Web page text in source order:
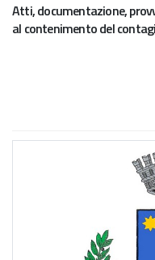
Atti, documentazione,
al contenimento del